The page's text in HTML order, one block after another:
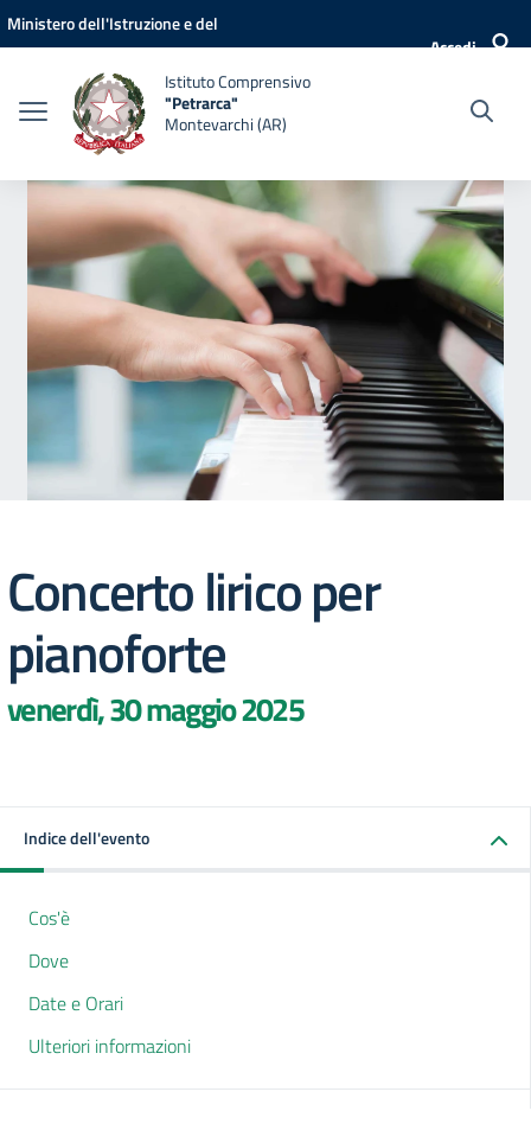
Vai ai contenuti
Vai al menu di navigazione
Vai al footer
Ministero dell'Istruzione e del
Accedi
Istituto Comprensivo
"Petrarca"
Montevarchi (AR)
Concerto lirico per
pianoforte
venerdì, 30 maggio 2025
Indice dell'evento
Cos'è
Dove
Date e Orari
Ulteriori informazioni